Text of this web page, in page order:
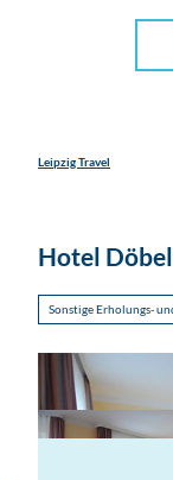
Leipzig Travel
Hotel
Sonstige Erholungs-